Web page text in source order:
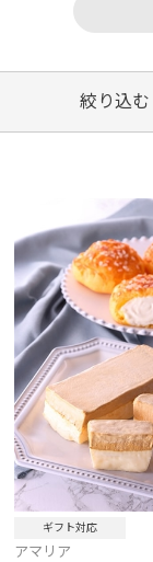
絞り込む
ギフト対応
アマリア